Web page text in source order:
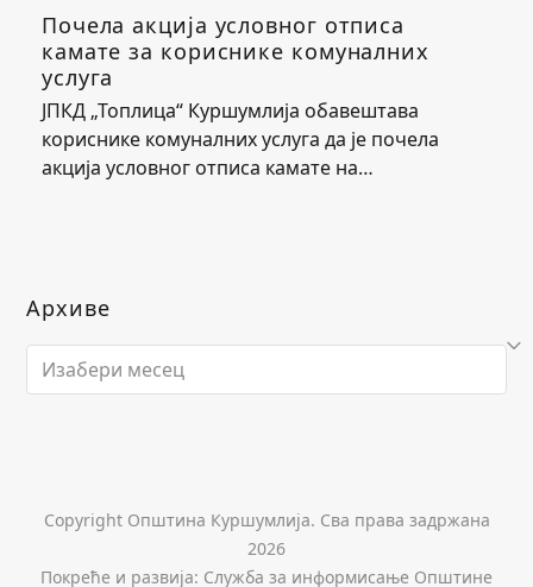
Почела акција условног отписа
камате за кориснике комуналних
услуга
ЈПКД „Топлица“ Куршумлија обавештава
кориснике комуналних услуга да је почела
акција условног отписа камате на…
Архиве
Архиве
Copyright Општина Куршумлија. Сва права задржана
2026
Покреће и развија: Служба за информисање Општине